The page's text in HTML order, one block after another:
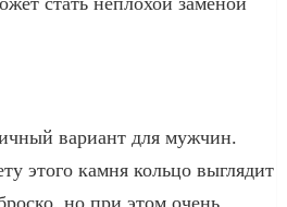
вариант для мужчин.
этого камня кольцо выглядит
но при этом очень